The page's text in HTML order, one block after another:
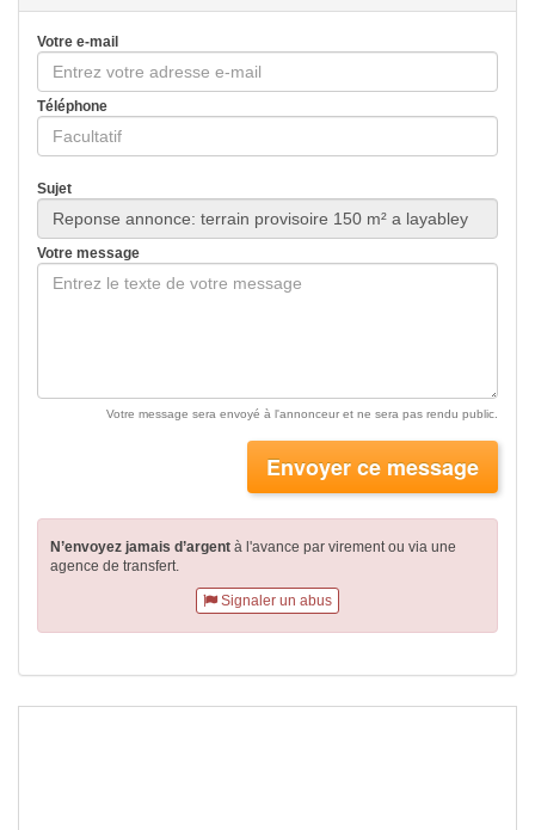
Votre e-mail
Téléphone
Sujet
Votre message
Votre message sera envoyé à l'annonceur et ne sera pas rendu public.
Envoyer ce message
N’envoyez jamais d’argent à l'avance par virementou via une
agence de transfert.
Signaler un abus